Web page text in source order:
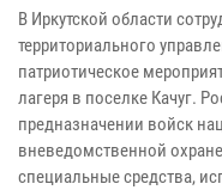
В Иркутской области
территориального
патриотическое
лагеря в поселке Качуг.
предназначении войск
вневедомственной
специальные средства,